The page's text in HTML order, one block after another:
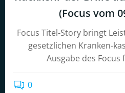
(Focus vom
Focus Titel-Story bringt
gesetzlichen Kranken-
Ausgabe des
0